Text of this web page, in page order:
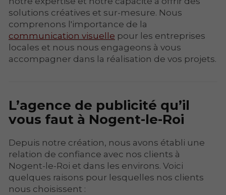
solutions créatives et sur-mesure. Nous
comprenons l'importance de la
communication visuelle pour les entreprises
locales et nous nous engageons à vous
accompagner dans la réalisation de vos projets.
L’agence de publicité qu’il
vous faut à Nogent-le-Roi
Depuis notre création, nous avons établi une
relation de confiance avec nos clients à
Nogent-le-Roi et dans les environs. Voici
quelques raisons pour lesquelles nos clients
nous choisissent :